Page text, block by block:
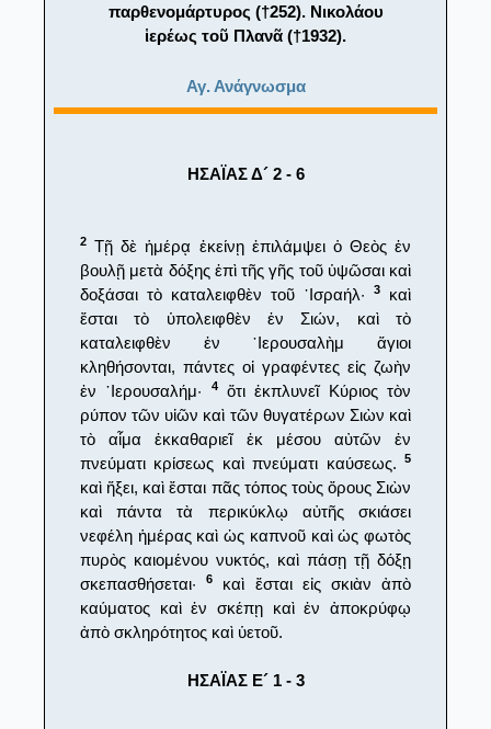
παρθενομάρτυρος (†252). Νικολάου
ἱερέως τοῦ Πλανᾶ (†1932).
Αγ. Ανάγνωσμα
ΗΣΑΪΑΣ Δ´ 2 - 6
2 Τῇ δὲ ἡμέρᾳ ἐκείνῃ ἐπιλάμψει ὁ Θεὸς ἐν
βουλῇ μετὰ δόξης ἐπὶ τῆς γῆς τοῦ ὑψῶσαι καὶ
δοξάσαι τὸ καταλειφθὲν τοῦ ᾿Ισραήλ·
3
καὶ
ἔσται τὸ ὑπολειφθὲν ἐν Σιών, καὶ τὸ
καταλειφθὲν ἐν ῾Ιερουσαλὴμ ἅγιοι
κληθήσονται, πάντες οἱ γραφέντες εἰς ζωὴν
ἐν ῾Ιερουσαλήμ·
4ὅτι ἐκπλυνεῖ Κύριος τὸν
ρύπον τῶν υἱῶν καὶ τῶν θυγατέρων Σιὼν καὶ
τὸ αἷμα ἐκκαθαριεῖ ἐκ μέσου αὐτῶν ἐν
πνεύματι κρίσεως καὶ πνεύματι καύσεως.
5
καὶ ἥξει, καὶ ἔσται πᾶς τόπος τοὺς ὄρους Σιὼν
καὶ πάντα τὰ περικύκλῳ αὐτῆς σκιάσει
νεφέλη ἡμέρας καὶ ὡς καπνοῦ καὶ ὡς φωτὸς
πυρὸς καιομένου νυκτός, καὶ πάσῃ τῇ δόξῃ
σκεπασθήσεται·6
καὶ ἔσται εἰς σκιὰν ἀπὸ
καύματος καὶ ἐν σκέπῃ καὶ ἐν ἀποκρύφῳ
ἀπὸ σκληρότητος καὶ ὑετοῦ.
ΗΣΑΪΑΣ Ε´ 1 - 3